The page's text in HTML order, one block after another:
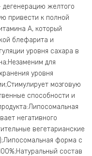
дегенерацию желтого
привести к полной
А, который
блефарита и
уровня сахара в
для
уровня
мозговую
способности и
негативного
вегетарианские
форма с
состав